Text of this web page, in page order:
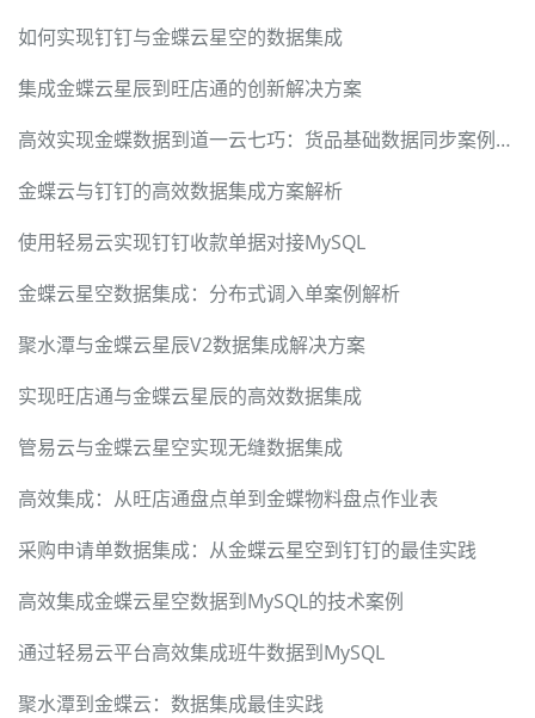
如何实现钉钉与金蝶云星空的数据集成
集成金蝶云星辰到旺店通的创新解决方案
高效实现金蝶数据到道一云七巧：货品基础数据同步案例分析
金蝶云与钉钉的高效数据集成方案解析
使用轻易云实现钉钉收款单据对接MySQL
金蝶云星空数据集成：分布式调入单案例解析
聚水潭与金蝶云星辰V2数据集成解决方案
实现旺店通与金蝶云星辰的高效数据集成
管易云与金蝶云星空实现无缝数据集成
高效集成：从旺店通盘点单到金蝶物料盘点作业表
采购申请单数据集成：从金蝶云星空到钉钉的最佳实践
高效集成金蝶云星空数据到MySQL的技术案例
通过轻易云平台高效集成班牛数据到MySQL
聚水潭到金蝶云：数据集成最佳实践